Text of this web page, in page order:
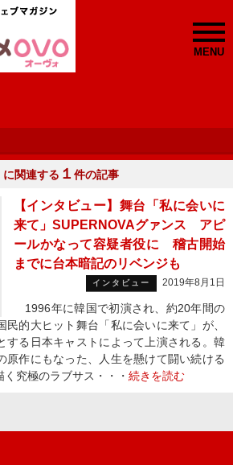
MENU
に関連する １ 件の記事
【インタビュー】舞台「私に会いに
来て」SUPERNOVAグァンス アピ
ールかなって容疑者役に 稽古開始
までに台本暗記のリベンジも
インタビュー 2019年8月1日
1996年に韓国で初演され、約20年間の
民的大ヒット舞台「私に会いに来て」が、
する日本キャストによって上演される。韓
原作にもなった、人生を懸けて闘い続ける
究極のラブサス・・・ 続きを読む